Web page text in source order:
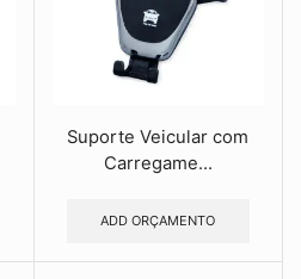
Suporte Veicular com
Carregame...
ADD ORÇAMENTO